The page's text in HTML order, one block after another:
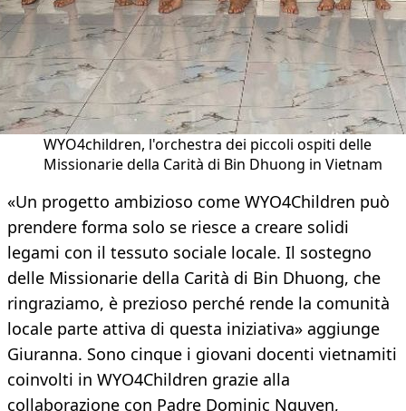
WYO4children, l'orchestra dei piccoli ospiti delle
Missionarie della Carità di Bin Dhuong in Vietnam
«Un progetto ambizioso come WYO4Children può
prendere forma solo se riesce a creare solidi
legami con il tessuto sociale locale. Il sostegno
delle Missionarie della Carità di Bin Dhuong, che
ringraziamo, è prezioso perché rende la comunità
locale parte attiva di questa iniziativa» aggiunge
Giuranna. Sono cinque i giovani docenti vietnamiti
coinvolti in WYO4Children grazie alla
collaborazione con Padre Dominic Nguyen,